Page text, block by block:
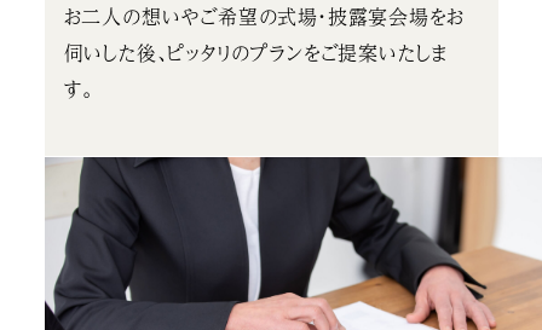
お二人の想いやご希望の式場・披露宴会場をお
伺いした後、ピッタリのプランをご提案いたしま
す。